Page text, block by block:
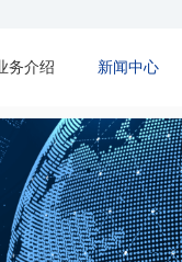
务介绍 新闻中心